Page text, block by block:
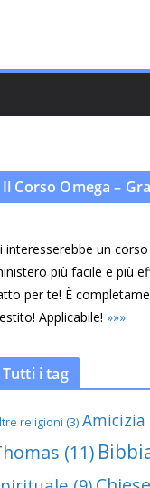
quattro
Il Corso Omega –
interesserebbe un
più facile e più
per te! È
Applicabile! »»»
Tutti i tag
religioni (3) Amicizia
(11)